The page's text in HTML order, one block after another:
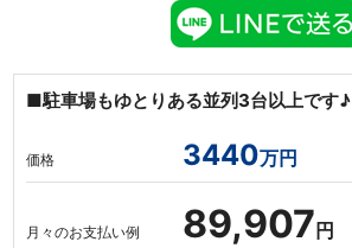
■駐車場もゆとりある並列3台以上です♪
価格 3440万円
月々のお支払い例 89,907 円